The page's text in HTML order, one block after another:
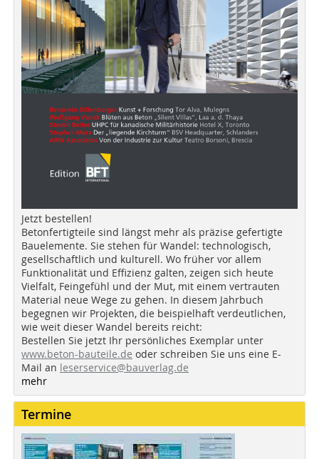
Jetzt bestellen!
Betonfertigteile sind längst mehr als präzise gefertigte
Bauelemente. Sie stehen für Wandel: technologisch,
gesellschaftlich und kulturell. Wo früher vor allem
Funktionalität und Effizienz galten, zeigen sich heute
Vielfalt, Feingefühl und der Mut, mit einem vertrauten
Material neue Wege zu gehen. In diesem Jahrbuch
begegnen wir Projekten, die beispielhaft verdeutlichen,
wie weit dieser Wandel bereits reicht:
Bestellen Sie jetzt Ihr persönliches Exemplar unter
www.beton-bauteile.de oder schreiben Sie uns eine E-
Mail an leserservice@bauverlag.de
mehr
Termine